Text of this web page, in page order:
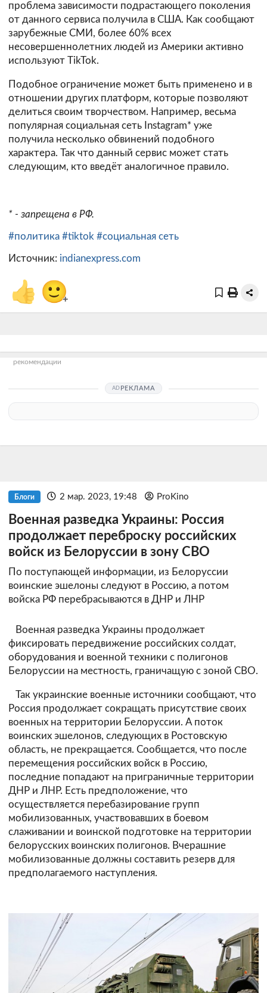
проблема зависимости подрастающего поколения
от данного сервиса получила в США. Как сообщают
зарубежные СМИ, более 60% всех
несовершеннолетних людей из Америки активно
используют TikTok.
Подобное ограничение может быть применено и в
отношении других платформ, которые позволяют
делиться своим творчеством. Например, весьма
популярная социальная сеть Instagram* уже
получила несколько обвинений подобного
характера. Так что данный сервис может стать
следующим, кто введёт аналогичное правило.
* - запрещена в РФ.
#политика #tiktok #социальная сеть
Источник: indianexpress.com
👍 🙂+
рекомендации
РЕКЛАМА
Блоги 2 мар. 2023, 19:48 ProKino
Военная разведка Украины: Россия
продолжает переброску российских
войск из Белоруссии в зону СВО
По поступающей информации, из Белоруссии
воинские эшелоны следуют в Россию, а потом
войска РФ перебрасываются в ДНР и ЛНР
Военная разведка Украины продолжает
фиксировать передвижение российских солдат,
оборудования и военной техники с полигонов
Белоруссии на местность, граничащую с зоной СВО.
Так украинские военные источники сообщают, что
Россия продолжает сокращать присутствие своих
военных на территории Белоруссии. А поток
воинских эшелонов, следующих в Ростовскую
область, не прекращается. Сообщается, что после
перемещения российских войск в Россию,
последние попадают на приграничные территории
ДНР и ЛНР. Есть предположение, что
осуществляется перебазирование групп
мобилизованных, участвовавших в боевом
слаживании и воинской подготовке на территории
белорусских воинских полигонов. Вчерашние
мобилизованные должны составить резерв для
предполагаемого наступления.